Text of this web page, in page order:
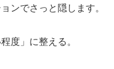
ンでさっと隠します。
度」に整える。